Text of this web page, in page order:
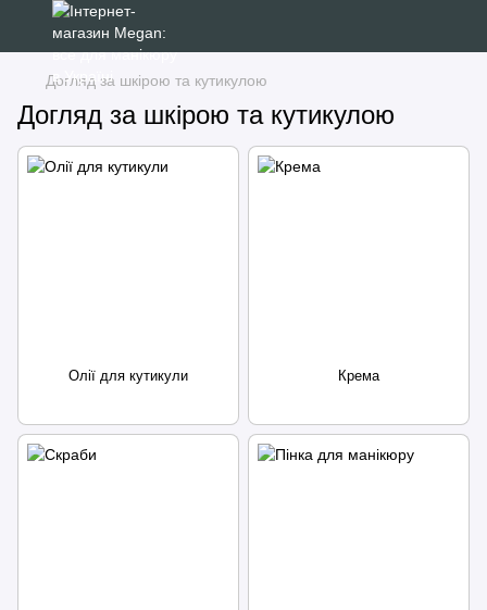
Догляд за шкірою та кутикулою
Догляд за шкірою та кутикулою
Олії для кутикули Крема